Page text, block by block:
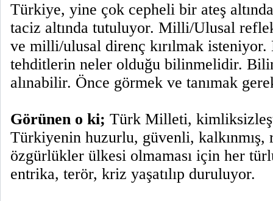
Türkiye, yine çok cepheli bir ateş
taciz altında tutuluyor. Milli/Ulusal
ve milli/ulusal direnç kırılmak
tehditlerin neler olduğu bilinmelidir.
alınabilir. Önce görmek ve tanımak
Görünen o ki; Türk Milleti,
Türkiyenin huzurlu, güvenli, kalkınmış,
özgürlükler ülkesi olmaması için her
entrika, terör, kriz yaşatılıp duruluyor.